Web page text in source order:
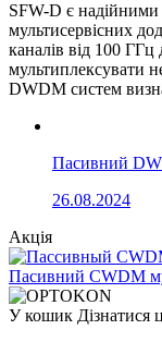
SFW-D є
мультисервісних
каналів від 100
мультиплексувати
DWDM систем
Пасивний
26.08.2024
Акція
Пасивний CWDM
У кошик Дізнатися